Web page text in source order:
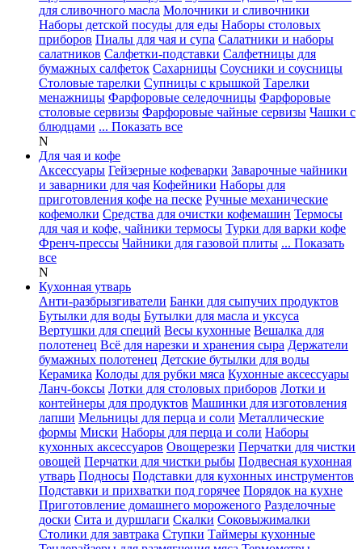
для сливочного масла Молочники и сливочники
Наборы детской посуды для еды Наборы столовых
приборов Пиалы для чая и супа Салатники и наборы
салатников Салфетки-подставки Салфетницы для
бумажных салфеток Сахарницы Соусники и соусницы
Столовые тарелки Супницы с крышкой Тарелки
менажницы Фарфоровые селедочницы Фарфоровые
столовые сервизы Фарфоровые чайные сервизы Чашки с
блюдцами ... Показать все
N
Для чая и кофе
Аксессуары Гейзерные кофеварки Заварочные чайники
и заварники для чая Кофейники Наборы для
приготовления кофе на песке Ручные механические
кофемолки Средства для очистки кофемашин Термосы
для чая и кофе, чайники термосы Турки для варки кофе
Френч-прессы Чайники для газовой плиты ... Показать
все
N
Кухонная утварь
Анти-разбрызгиватели Банки для сыпучих продуктов
Бутылки для воды Бутылки для масла и уксуса
Вертушки для специй Весы кухонные Вешалка для
полотенец Всё для нарезки и хранения сыра Держатели
бумажных полотенец Детские бутылки для воды
Керамика Колоды для рубки мяса Кухонные аксессуары
Ланч-боксы Лотки для столовых приборов Лотки и
контейнеры для продуктов Машинки для изготовления
лапши Мельницы для перца и соли Металлические
формы Миски Наборы для перца и соли Наборы
кухонных аксессуаров Овощерезки Перчатки для чистки
овощей Перчатки для чистки рыбы Подвесная кухонная
утварь Подносы Подставки для кухонных инструментов
Подставки и прихватки под горячее Порядок на кухне
Приготовление домашнего мороженого Разделочные
доски Сита и дуршлаги Скалки Соковыжималки
Столики для завтрака Ступки Таймеры кухонные